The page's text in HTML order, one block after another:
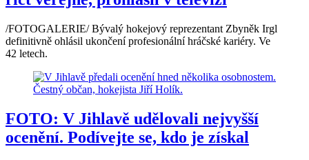
/FOTOGALERIE/ Bývalý hokejový reprezentant Zbyněk Irgl
definitivně ohlásil ukončení profesionální hráčské kariéry. Ve
42 letech.
FOTO: V Jihlavě udělovali nejvyšší
ocenění. Podívejte se, kdo je získal